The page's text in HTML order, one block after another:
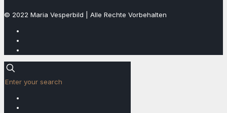
© 2022 Maria Vesperbild | Alle Rechte Vorbehalten